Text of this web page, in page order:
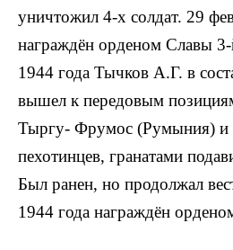
унич­тожил 4-х солдат. 29
награждён орденом Славы
1944 года Тычков А.Г. в
вышел к передовым
Тыргу- Фрумос (Румыния) и
пехо­тинцев, гранатами
Был ранен, но продол­жал
1944 года награждён